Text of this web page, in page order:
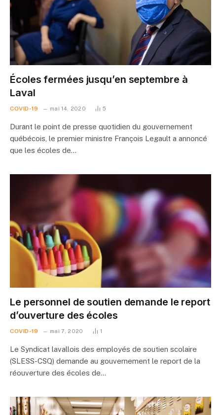
Écoles fermées jusqu’en septembre à
Laval
COVID-19 mai 14, 2020 5
Durant le point de presse quotidien du gouvernement
québécois, le premier ministre François Legault a annoncé
que les écoles de…
Le personnel de soutien demande le report
d’ouverture des écoles
COVID-19 mai 7, 2020 1
Le Syndicat lavallois des employés de soutien scolaire
(SLESS-CSQ) demande au gouvernement le report de la
réouverture des écoles de…